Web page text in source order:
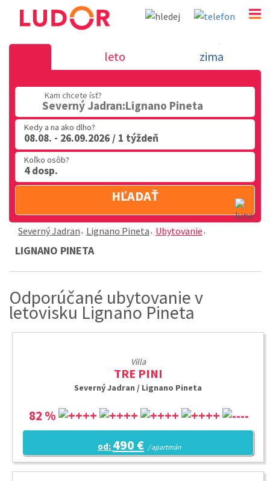
Lignano Pineta - Severný Jadran
02 2063 3182
Po-Pia: 9.00 - 16.00
leto zima
Kam chcete ísť?
Severný Jadran:Lignano Pineta
Kedy a na ako dlho?
08.08. - 26.09.2026 / 1 týždeň
Koľko osôb?
4 dosp.
HĽADAŤ
Severný Jadran Lignano Pineta Ubytovanie
LIGNANO PINETA
Odporúčané ubytovanie v
letovisku Lignano Pineta
Villa
TRE PINI
Severný Jadran / Lignano Pineta
82 %
od: 490 € / apartmán